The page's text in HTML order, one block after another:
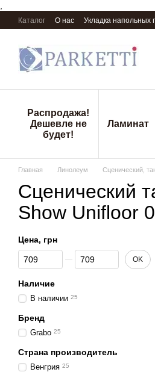
Перейти к основному контенту
Каталог О нас Укладка напольных
Распродажа!
Дешевле не
будет!
Ламинат
Главная Линолеум Сценический,
Сценический
Show Unifloor
Цена, грн
От Цена, грн
До Цена, грн OK
Наличие
В наличии 25
Бренд
Grabo 25
Страна производитель
Венгрия 25